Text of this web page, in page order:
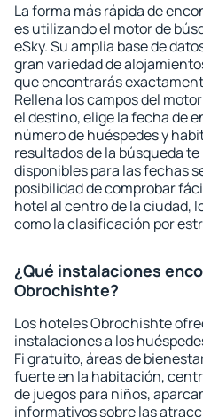
La forma más rápida de
es utilizando el motor de
eSky. Su amplia base de
gran variedad de
que encontrarás
Rellena los campos del
el destino, elige la fecha de
número de huéspedes y
resultados de la búsqueda
disponibles para las fechas
posibilidad de comprobar
hotel al centro de la ciudad,
como la clasificación por
¿Qué instalaciones
Obrochishte?
Los hoteles Obrochishte
instalaciones a los
Fi gratuito, áreas de
fuerte en la habitación,
de juegos para niños,
informativos sobre las